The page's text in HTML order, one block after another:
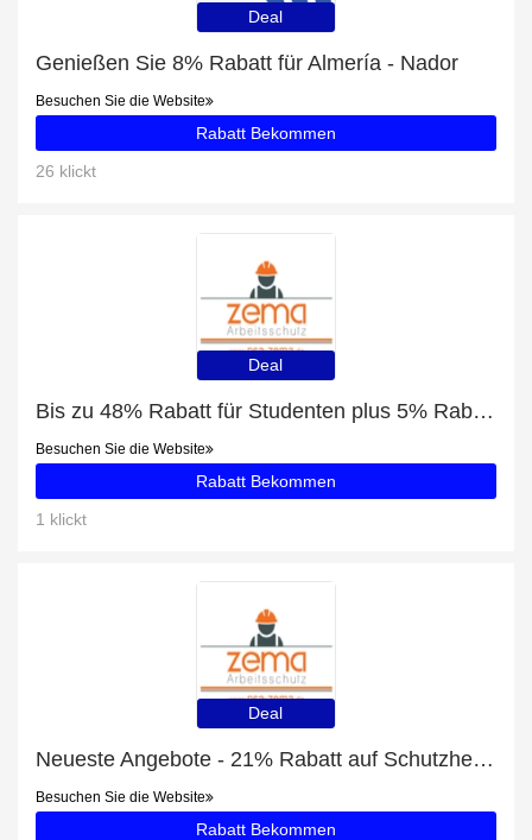
Deal
Genießen Sie 8% Rabatt für Almería - Nador
Besuchen Sie die Website
Rabatt Bekommen
26 klickt
Deal
Bis zu 48% Rabatt für Studenten plus 5% Rabatt auf uvex K200 Kapselgehörschutz SNR 28 dB
Besuchen Sie die Website
Rabatt Bekommen
1 klickt
Deal
Neueste Angebote - 21% Rabatt auf Schutzhelm mit einklappbarem Visier - ONYX
Besuchen Sie die Website
Rabatt Bekommen